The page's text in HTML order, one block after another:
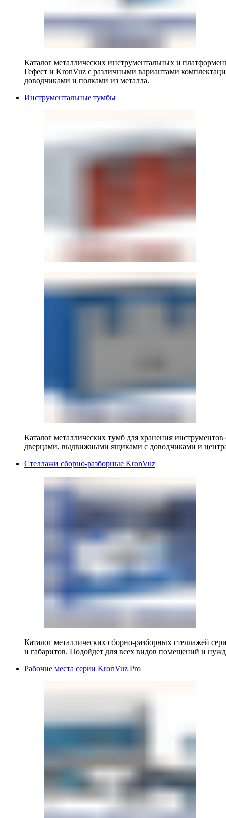
Каталог металлических инструментальных и
Гефест и KronVuz с различными вариантами
доводчиками и полками из металла.
Инструментальные тумбы
Каталог металлических тумб для хранения
дверцами, выдвижными ящиками с доводчиками и
Стеллажи сборно-разборные KronVuz
Каталог металлических сборно-разборных стеллажей
и габаритов. Подойдет для всех видов помещений и
Рабочие места серии KronVuz Pro